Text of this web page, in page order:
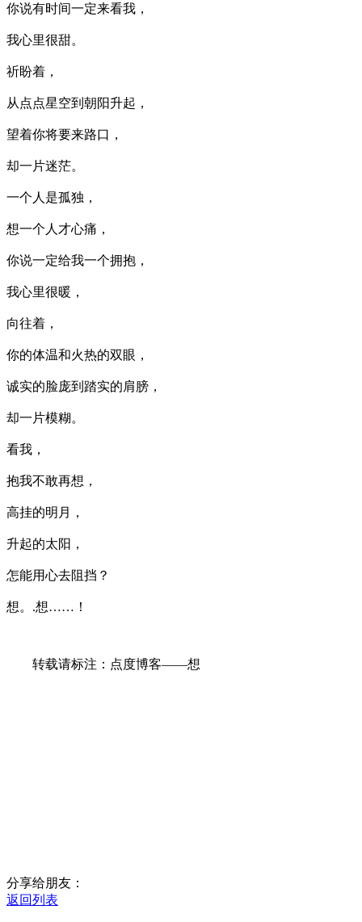
你说有时间一定来看我，
我心里很甜。
祈盼着，
从点点星空到朝阳升起，
望着你将要来路口，
却一片迷茫。
一个人是孤独，
想一个人才心痛，
你说一定给我一个拥抱，
我心里很暖，
向往着，
你的体温和火热的双眼，
诚实的脸庞到踏实的肩膀，
却一片模糊。
看我，
抱我不敢再想，
高挂的明月，
升起的太阳，
怎能用心去阻挡？
想。.想……！
转载请标注：点度博客――想
分享给朋友：
返回列表